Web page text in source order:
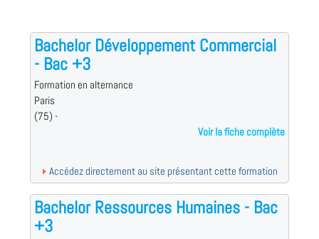
Bachelor Développement Commercial
- Bac +3
Formation en alternance
Paris
(75) -
Voir la fiche complète
Accédez directement au site présentant cette formation
Bachelor Ressources Humaines - Bac
+3